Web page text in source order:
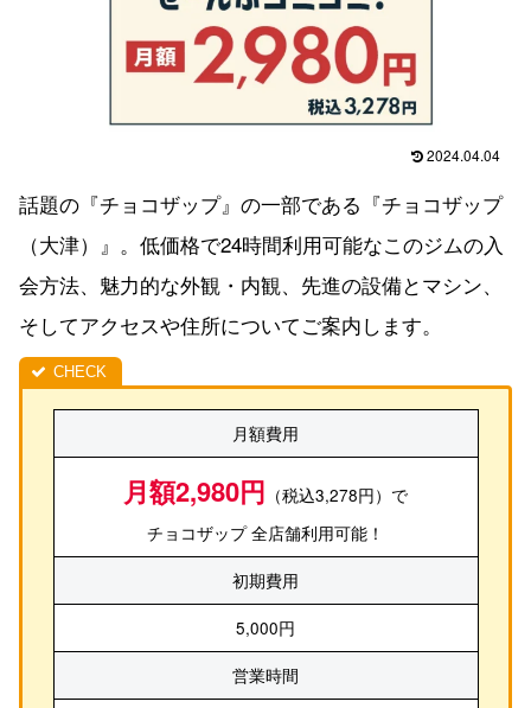
2024.04.04
話題の『チョコザップ』の一部である『チョコザップ
（大津）』。低価格で24時間利用可能なこのジムの入
会方法、魅力的な外観・内観、先進の設備とマシン、
そしてアクセスや住所についてご案内します。
月額費用
月額2,980円 （税込3,278円）で
チョコザップ 全店舗利用可能！
初期費用
5,000円
営業時間